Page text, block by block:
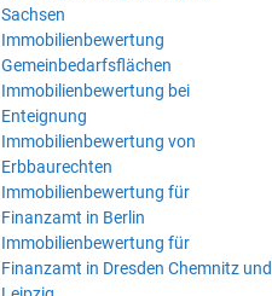
Sachsen
Immobilienbewertung
Gemeinbedarfsflächen
Immobilienbewertung bei
Enteignung
Immobilienbewertung von
Erbbaurechten
Immobilienbewertung für
Finanzamt in Berlin
Immobilienbewertung für
Finanzamt in Dresden Chemnitz und